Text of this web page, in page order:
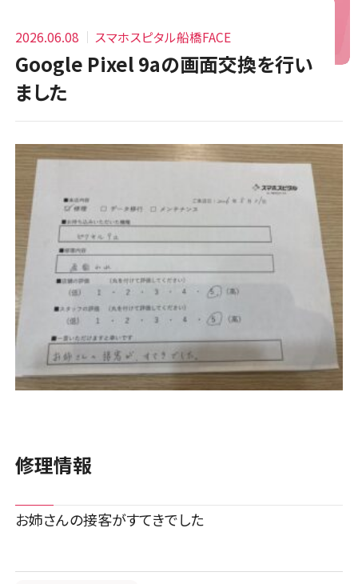
2026.06.08 スマホスピタル船橋FACE
Google Pixel 9aの画面交換を行い
ました
修理情報
お姉さんの接客がすてきでした